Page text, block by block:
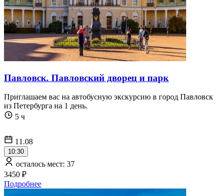
Павловск. Павловский дворец и парк
Приглашаем вас на автобусную экскурсию в город Павловск
из Петербурга на 1 день.
5 ч
11.08
10:30
осталось мест: 37
3450 ₽
Подробнее